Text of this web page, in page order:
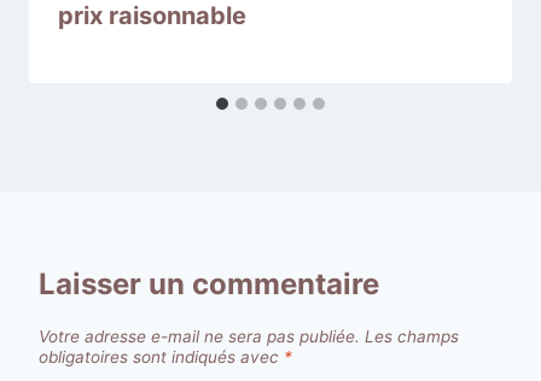
prix raisonnable
Laisser un commentaire
Votre adresse e-mail ne sera pas publiée. Les champs
obligatoires sont indiqués avec *